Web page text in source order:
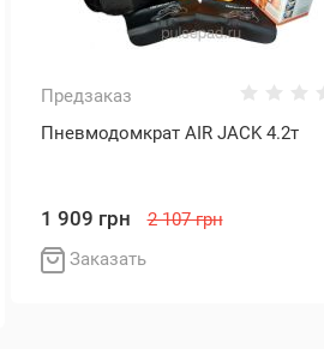
Предзаказ
Пневмодомкрат AIR JACK 4.2т
1 909 грн
2 107 грн
Заказать